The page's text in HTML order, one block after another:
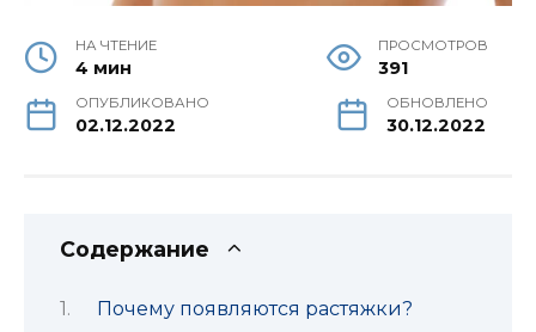
НА ЧТЕНИЕ
4 мин
ПРОСМОТРОВ
391
ОПУБЛИКОВАНО
02.12.2022
ОБНОВЛЕНО
30.12.2022
Содержание
Почему появляются растяжки?